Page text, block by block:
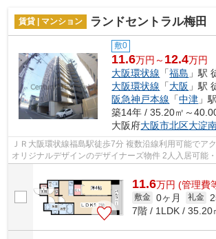
賃貸 | マンション ランドセントラル梅田
敷0
11.6万円～ 12.4万円
大阪環状線 「福島 」駅
大阪環状線 「大阪 」駅
阪急神戸本線 「中津 」
築14年 / 35.20㎡～
大阪府大阪市北区大淀
ＪＲ大阪環状線福島駅徒歩7分 複数沿線利用可能でア
オリジナルデザインのデザイナーズ物件 2人入居可能
11.6万円 (管理費
敷金 0ヶ月 礼金
7階 / 1LDK / 35.20